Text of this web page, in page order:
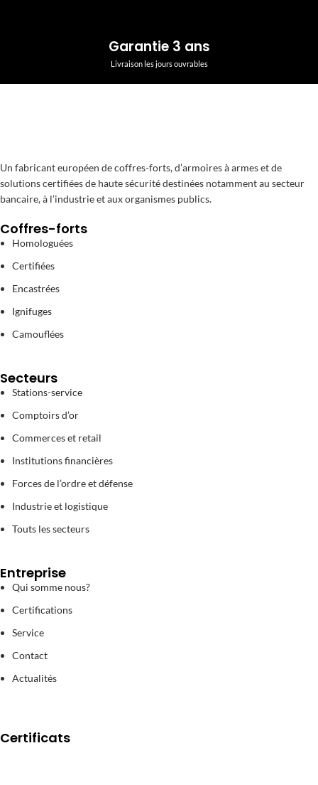
Garantie 3 ans
Livraison les jours ouvrables
Un fabricant européen de coffres-forts, d’armoires à armes et de
solutions certifiées de haute sécurité destinées notamment au secteur
bancaire, à l’industrie et aux organismes publics.
Coffres-forts
Homologuées
Certifiées
Encastrées
Ignifuges
Camouflées
Secteurs
Stations-service
Comptoirs d’or
Commerces et retail
Institutions financières
Forces de l’ordre et défense
Industrie et logistique
Touts les secteurs
Entreprise
Qui somme nous?
Certifications
Service
Contact
Actualités
Certificats